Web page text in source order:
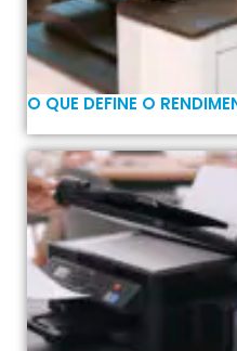
O QUE DEFINE O